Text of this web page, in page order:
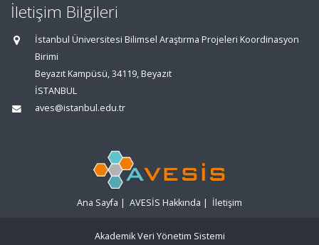
İletişim Bilgileri
İstanbul Üniversitesi Bilimsel Araştırma Projeleri Koordinasyon
Birimi
Beyazıt Kampüsü, 34119, Beyazıt
İSTANBUL
aves@istanbul.edu.tr
Ana Sayfa | AVESİS Hakkında | İletişim
Akademik Veri Yönetim Sistemi